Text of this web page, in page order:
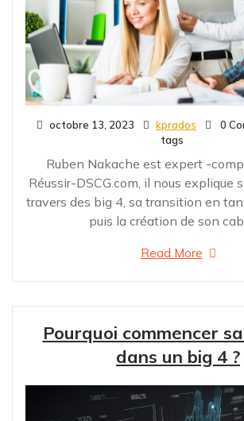
octobre 13, 2023 kprados 0
tags
Ruben Nakache est expert -
Réussir-DSCG.com, il nous explique
travers des big 4, sa transition en
puis la création de son
Read More
Pourquoi commencer
dans un big 4 ?